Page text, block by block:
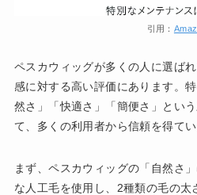
引用：
ペスカウィッグが多くの人に選ば
感に対する高い評価にあります。
然さ」「快適さ」「簡便さ」とい
て、多くの利用者から信頼を得てい
まず、ペスカウィッグの「自然さ
な人工毛を使用し、2種類の毛の